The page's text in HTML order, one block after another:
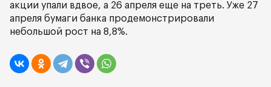
акции упали вдвое, а 26 апреля еще на треть. Уже 27
апреля бумаги банка продемонстрировали
небольшой рост на 8,8%.